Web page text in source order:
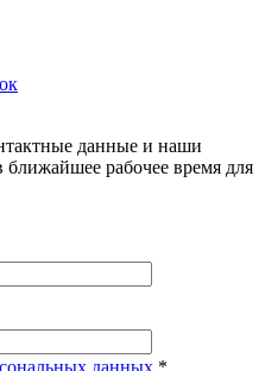
данные и наши
рабочее время для
данных.*